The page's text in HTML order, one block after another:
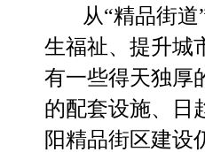
从“精品街道
生福祉、提升城
有一些得天独厚
的配套设施、日
阳精品街区建设